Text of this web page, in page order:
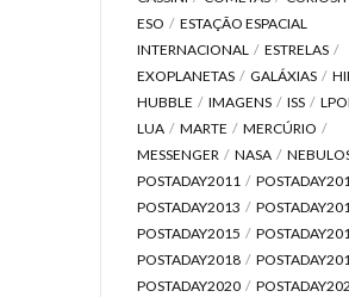
ESO
ESTAÇÃO ESPACIAL
INTERNACIONAL
ESTRELAS
EXOPLANETAS
GALÁXIAS
HUBBLE
IMAGENS ISS
LUA
MARTE
MERCÚRIO
MESSENGER
NASA
POSTADAY2011
POSTADAY2013
POSTADAY2015
POSTADAY2018
POSTADAY2020